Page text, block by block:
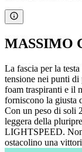
MASSIMO
La fascia per la
tensione nei punti
foam traspiranti e il
forniscono la giusta
Con un peso di soli
leggera della
LIGHTSPEED. Non
ostacolino una